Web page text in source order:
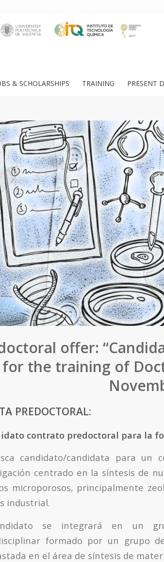
& SCHOLARSHIPS TRAINING PRESENT
offer:
for the training of
PREDOCTORAL:
contrato predoctoral para la
candidato/candidata para
centrado en la síntesis de
microporosos, principalmente
industrial.
se integrará en un
formado por un grupo
en el área de síntesis de